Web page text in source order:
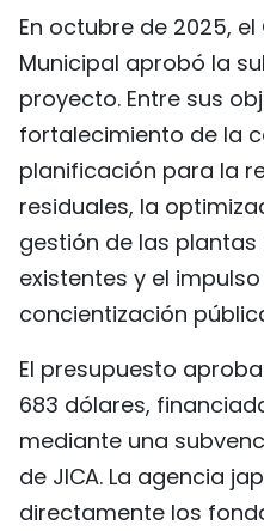
En octubre de 2025,
Municipal aprobó la
proyecto. Entre sus
fortalecimiento de la
planificación para la
residuales, la
gestión de las
existentes y el
concientización
El presupuesto
683 dólares,
mediante una
de JICA. La agencia
directamente los